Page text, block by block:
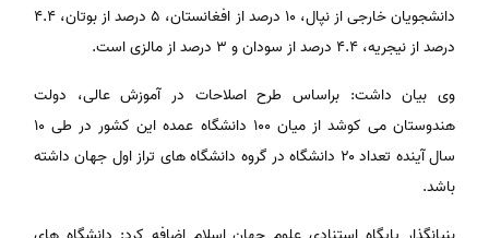
دانشجویان خارجی از نپال، ۱۰ درصد از افغانستان، ۵ درصد از بوتان، ۴.۴
درصد از نیجریه، ۴.۴ درصد از سودان و ۳ درصد از مالزی است.
وی بیان داشت: براساس طرح اصلاحات در آموزش عالی، دولت
هندوستان می کوشد از میان ۱۰۰ دانشگاه عمده این کشور در طی ۱۰
سال آینده تعداد ۲۰ دانشگاه در گروه دانشگاه های تراز اول جهان داشته
باشد.